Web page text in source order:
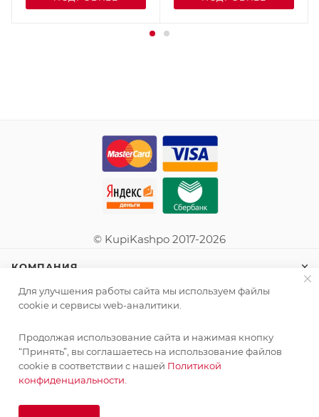
© KupiKashpo 2017-2026
КОМПАНИЯ
ИНФОРМАЦИЯ
ПОМОЩЬ
ПОДПИСАТЬСЯ НА РАССЫЛКУ
Для улучшения работы сайта мы используем файлы
cookie и сервисы web-аналитики.
Продолжая использование сайта и нажимая кнопку
“Принять”, вы соглашаетесь на использование файлов
cookie в соответствии с нашей Политикой
конфиденциальности.